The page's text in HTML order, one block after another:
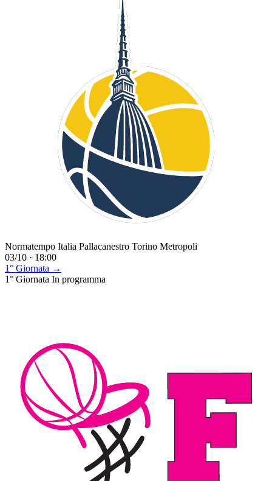
Normatempo Italia Pallacanestro Torino Metropoli
03/10 · 18:00
1° Giornata →
1° Giornata In programma